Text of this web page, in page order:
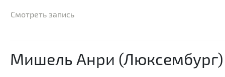
Смотреть запись
Мишель Анри (Люксембург)